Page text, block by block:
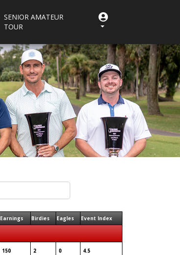
SENIOR AMATEUR
TOUR
Earnings Birdies Eagles Event Index
150 2 0 4.5